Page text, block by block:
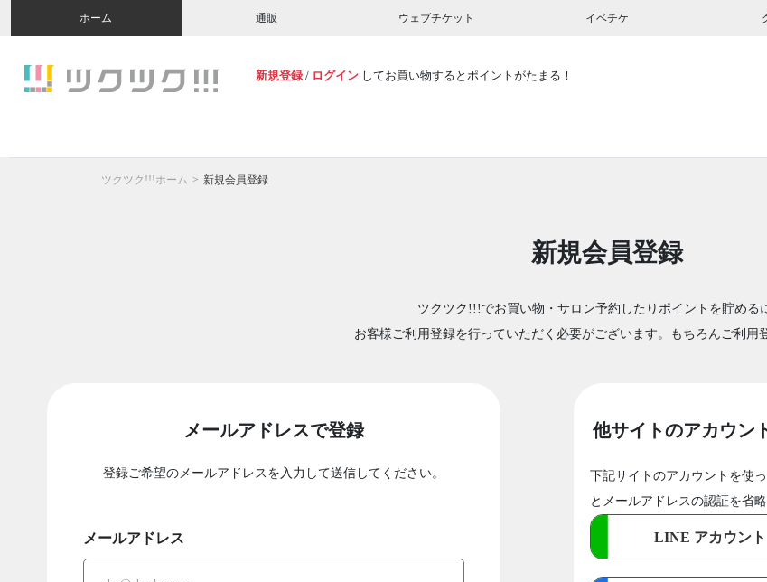
ホーム 通販 ウェブチケット イベチケ
新規登録 / ログイン してお買い物するとポイントがたまる！
ツクツク!!!ホーム 新規会員登録
新規会員登録
ツクツク!!!でお買い物・サロン予約したりポイントを貯める
お客様ご利用登録を行っていただく必要がございます。もちろんご利用
メールアドレスで登録
登録ご希望のメールアドレスを入力して送信してください。
メールアドレス
他サイトのアカウン
下記サイトのアカウントを使
とメールアドレスの認証を省略
LINE アカウント